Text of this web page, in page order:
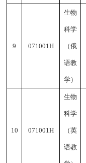
9 071001H
生物
科学
（俄
语教
学）
10 071001H
生物
科学
（英
语教